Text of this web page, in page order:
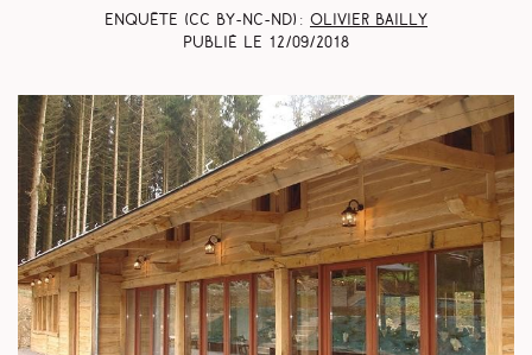
Enquête (CC BY-NC-ND) : Olivier Bailly
Publié le 12/09/2018